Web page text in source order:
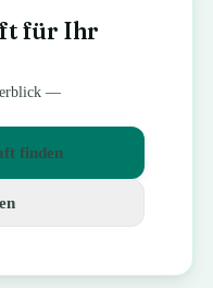
für Ihr
—
finden